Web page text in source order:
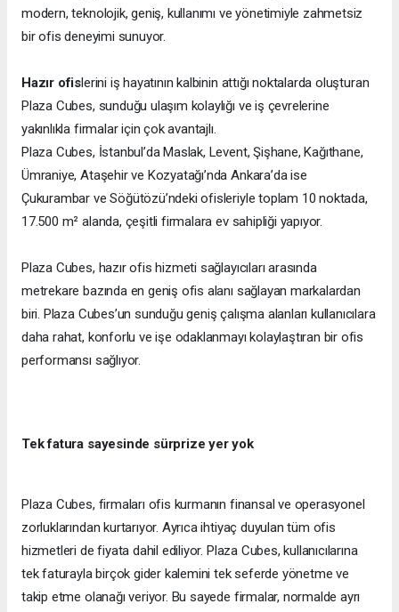
modern, teknolojik, geniş, kullanımı ve yönetimiyle zahmetsiz
bir ofis deneyimi sunuyor.
Hazır ofislerini iş hayatının kalbinin attığı noktalarda oluşturan
Plaza Cubes, sunduğu ulaşım kolaylığı ve iş çevrelerine
yakınlıkla firmalar için çok avantajlı.
Plaza Cubes, İstanbul’da Maslak, Levent, Şişhane, Kağıthane,
Ümraniye, Ataşehir ve Kozyatağı’nda Ankara’da ise
Çukurambar ve Söğütözü’ndeki ofisleriyle toplam 10 noktada,
17.500 m² alanda, çeşitli firmalara ev sahipliği yapıyor.
Plaza Cubes, hazır ofis hizmeti sağlayıcıları arasında
metrekare bazında en geniş ofis alanı sağlayan markalardan
biri. Plaza Cubes’un sunduğu geniş çalışma alanları kullanıcılara
daha rahat, konforlu ve işe odaklanmayı kolaylaştıran bir ofis
performansı sağlıyor.
Tek fatura sayesinde sürprize yer yok
Plaza Cubes, firmaları ofis kurmanın finansal ve operasyonel
zorluklarından kurtarıyor. Ayrıca ihtiyaç duyulan tüm ofis
hizmetleri de fiyata dahil ediliyor. Plaza Cubes, kullanıcılarına
tek faturayla birçok gider kalemini tek seferde yönetme ve
takip etme olanağı veriyor. Bu sayede firmalar, normalde ayrı